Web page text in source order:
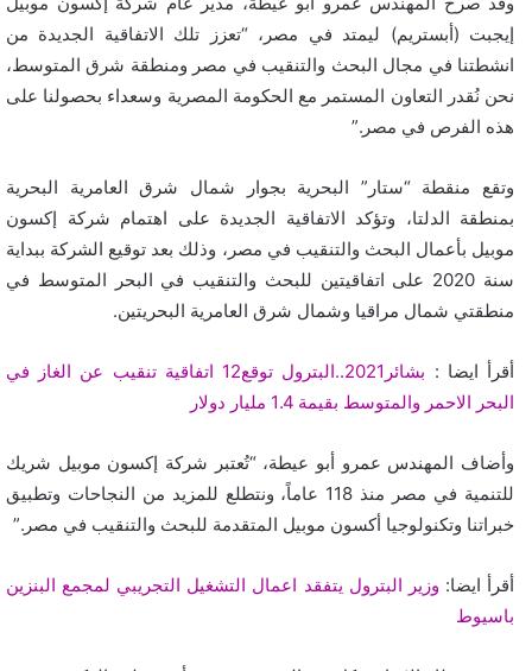
إيجبت (أبستريم) ليمتد في مصر، “تعزز تلك الاتفاقية الجديدة من
انشطتنا في مجال البحث والتنقيب في مصر ومنطقة شرق المتوسط،
نحن نُقدر التعاون المستمر مع الحكومة المصرية وسعداء بحصولنا على
هذه الفرص في مصر.”
وتقع منقطة “ستار” البحرية بجوار شمال شرق العامرية البحرية
بمنطقة الدلتا، وتؤكد الاتفاقية الجديدة على اهتمام شركة إكسون
موبيل بأعمال البحث والتنقيب في مصر، وذلك بعد توقيع الشركة ببداية
سنة 2020 على اتفاقيتين للبحث والتنقيب في البحر المتوسط في
منطقتي شمال مراقيا وشمال شرق العامرية البحريتين.
أقرأ ايضا :
بشائر2021..البترول توقع12 اتفاقية تنقيب عن الغاز في
البحر الاحمر والمتوسط بقيمة 1.4 مليار دولار
وأضاف المهندس عمرو أبو عيطة، “تُعتبر شركة إكسون موبيل شريك
للتنمية في مصر منذ 118 عاماً، ونتطلع للمزيد من النجاحات وتطبيق
خبراتنا وتكنولوجيا أكسون موبيل المتقدمة للبحث والتنقيب في مصر.”
أقرأ ايضا: وزير البترول يتفقد اعمال التشغيل التجريبي لمجمع البنزين
باسيوط